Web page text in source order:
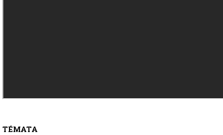
TÉMATA